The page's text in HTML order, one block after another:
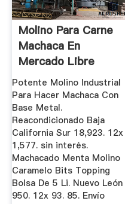
Molino Para Carne
Machaca En
Mercado Libre
México
Potente Molino Industrial
Para Hacer Machaca Con
Base Metal.
Reacondicionado Baja
California Sur 18,923. 12x
1,577. sin interés.
Machacado Menta Molino
Caramelo Bits Topping
Bolsa De 5 Li. Nuevo León
950. 12x 93. 85. Envío